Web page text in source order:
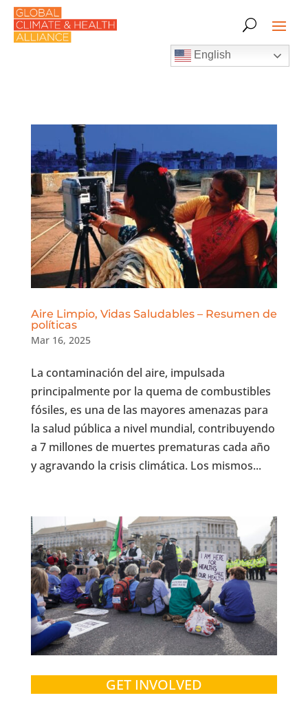
English
Aire Limpio, Vidas Saludables – Resumen de
políticas
Mar 16, 2025
La contaminación del aire, impulsada
principalmente por la quema de combustibles
fósiles, es una de las mayores amenazas para
la salud pública a nivel mundial, contribuyendo
a 7 millones de muertes prematuras cada año
y agravando la crisis climática. Los mismos...
GET INVOLVED